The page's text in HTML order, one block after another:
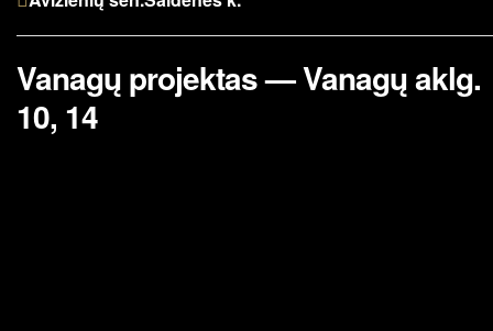
Vanagų projektas — Vanagų aklg.
10, 14